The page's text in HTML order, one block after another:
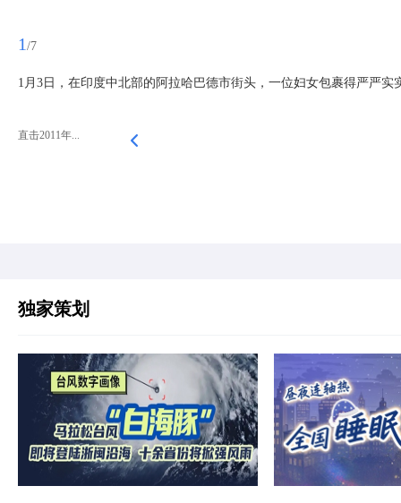
1 /7
1月3日，在印度中北部的阿拉哈巴德市街头，一位妇女包裹得严严实
直击2011年...
独家策划